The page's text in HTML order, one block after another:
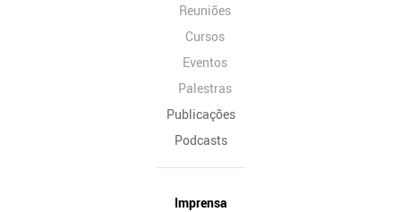
Reuniões
Cursos
Eventos
Palestras
Publicações
Podcasts
Imprensa